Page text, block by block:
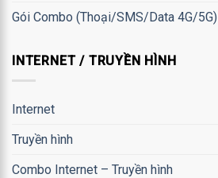
Gói Combo (Thoại/SMS/Data 4G/5G)
INTERNET / TRUYỀN HÌNH
Internet
Truyền hình
Combo Internet – Truyền hình